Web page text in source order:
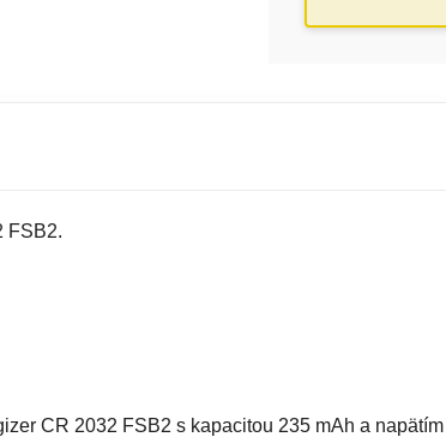
FSB2.
CR 2032 FSB2 s kapacitou 235 mAh a